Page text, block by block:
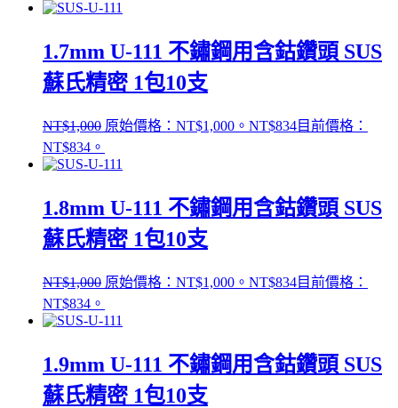
1.7mm U-111 不鏽鋼用含鈷鑽頭 SUS
蘇氏精密 1包10支
NT$1,000 原始價格：NT$1,000。 NT$834目前價格：
NT$834。
1.8mm U-111 不鏽鋼用含鈷鑽頭 SUS
蘇氏精密 1包10支
NT$1,000 原始價格：NT$1,000。 NT$834目前價格：
NT$834。
1.9mm U-111 不鏽鋼用含鈷鑽頭 SUS
蘇氏精密 1包10支